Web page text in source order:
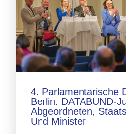
4. Parlamentarische
Berlin: DATABUND-
Abgeordneten,
Und Minister